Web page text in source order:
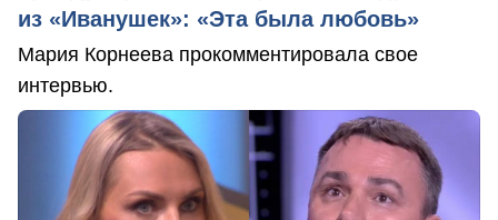
из «Иванушек»: «Эта была любовь»
Мария Корнеева прокомментировала свое
интервью.